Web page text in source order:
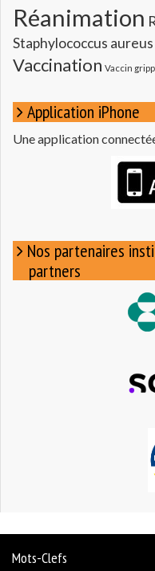
Réanimation
Staphylococcus aureus
Vaccination Vaccin
Application iPhone
Une application
Nos partenaires
partners
Mots-Clefs